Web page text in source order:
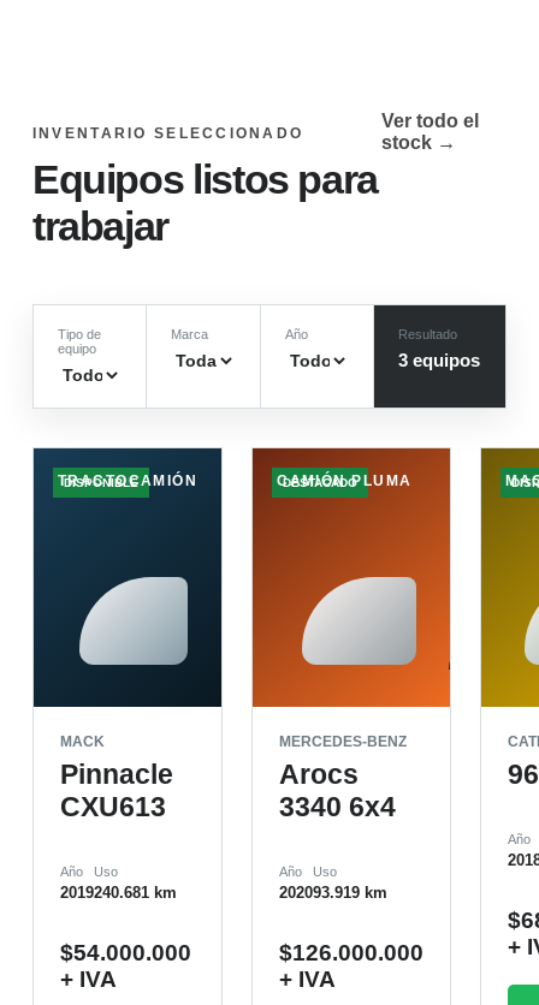
INVENTARIO SELECCIONADO
Equipos listos para
trabajar
Ver todo el
stock →
Tipo de
equipo
Marca Año Resultado
3 equipos
DISPONIBLE
TRACTOCAMIÓN
MACK
Pinnacle
CXU613
Año
2019
Uso
240.681 km
$54.000.000
+ IVA
DESTACADO
CAMIÓN PLUMA
MERCEDES-BENZ
Arocs
3340 6x4
Año
2020
Uso
93.919 km
$126.000.000
+ IVA
Año
$
+